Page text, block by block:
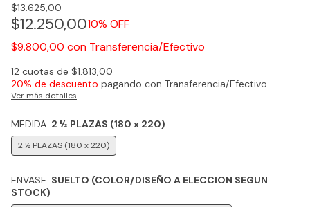
$13.625,00
$12.250,0010% OFF
$9.800,00 con Transferencia/Efectivo
12 cuotas de $1.813,00
20% de descuento pagando con Transferencia/Efectivo
Ver más detalles
MEDIDA: 2 ½ PLAZAS (180 x 220)
2 ½ PLAZAS (180 x 220)
ENVASE: SUELTO (COLOR/DISEÑO A ELECCION SEGUN
STOCK)